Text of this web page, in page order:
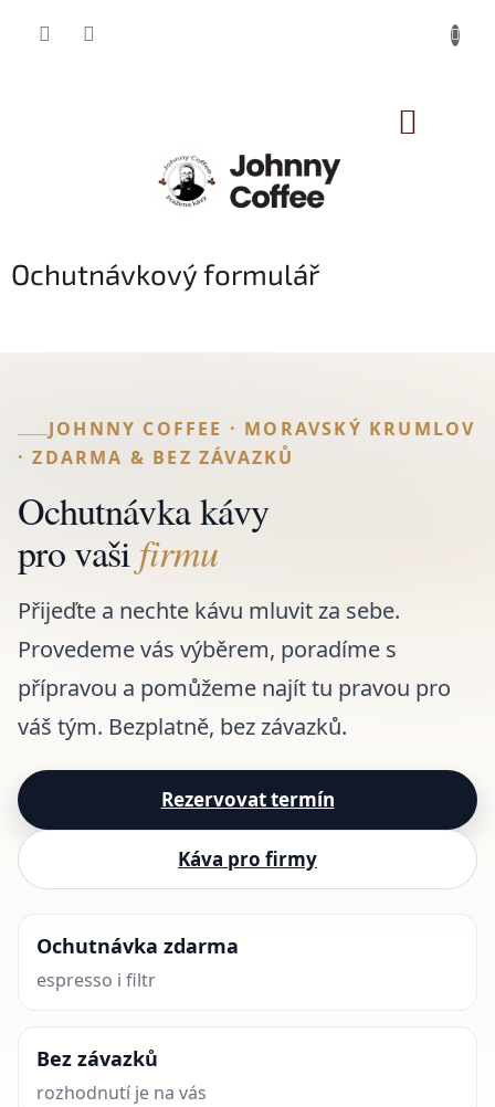
Ochutnávkový formulář
JOHNNY COFFEE · MORAVSKÝ KRUMLOV
· ZDARMA & BEZ ZÁVAZKŮ
Ochutnávka kávy
pro vaši firmu
Přijeďte a nechte kávu mluvit za sebe.
Provedeme vás výběrem, poradíme s
přípravou a pomůžeme najít tu pravou pro
váš tým. Bezplatně, bez závazků.
Rezervovat termín
Káva pro firmy
Ochutnávka zdarma
espresso i filtr
Bez závazků
rozhodnutí je na vás